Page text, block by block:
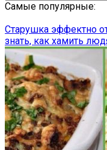
Самые популярные:
Старушка эффектно
знать, как хамить